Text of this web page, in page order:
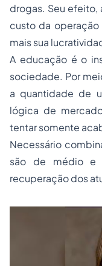
drogas. Seu efeito,
custo da
mais sua
A educação é o
sociedade. Por
a quantidade de
lógica de
tentar somente
Necessário
são de médio e
recuperação dos